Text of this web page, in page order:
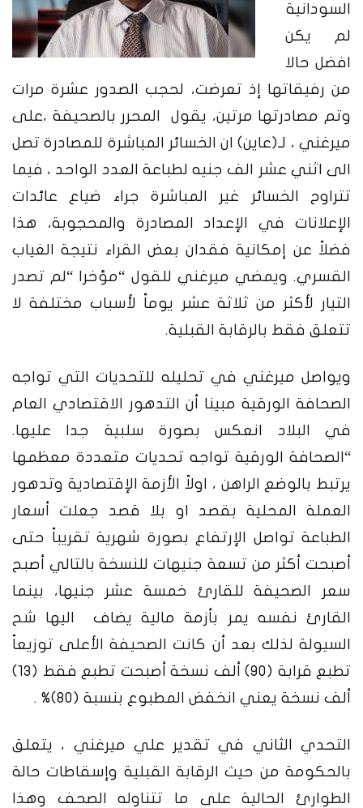
السودانية
لم يكن
افضل حالا
من رفيقاتها إذ تعرضت، لحجب الصدور عشرة مرات
وتم مصادرتها مرتين، يقول المحرر بالصحيفة ،على
ميرغني ، لـ(عاين) ان الخسائر المباشرة للمصادرة تصل
الى اثني عشر الف جنيه لطباعة العدد الواحد ، فيما
تتراوح الخسائر غير المباشرة جراء ضياع عائدات
الإعلانات في الإعداد المصادرة والمحجوبة، هذا
فضلاً عن إمكانية فقدان بعض القراء نتيجة الغياب
القسري. ويمضي ميرغني للقول “مؤخرا “لم تصدر
التيار لأكثر من ثلاثة عشر يوماً لأسباب مختلفة لا
تتعلق فقط بالرقابة القبلية.
ويواصل ميرغني في تحليله للتحديات التي تواجه
الصحافة الورقية مبينا أن التدهور الاقتصادي العام
في البلاد انعكس بصورة سلبية جدا عليها.
“الصحافة الورقية تواجه تحديات متعددة معظمها
يرتبط بالوضع الراهن ، اولاً الأزمة الإقتصادية وتدهور
العملة المحلية بقصد او بلا قصد جعلت أسعار
الطباعة تواصل الإرتفاع بصورة شهرية تقريباً حتى
أصبحت أكثر من تسعة جنيهات للنسخة بالتالي أصبح
سعر الصحيفة للقارئ خمسة عشر جنيها، بينما
القارئ نفسه يمر بأزمة مالية يضاف اليها شح
السيولة لذلك بعد أن كانت الصحيفة الأعلى توزيعاً
تطبع قرابة (90) ألف نسخة أصبحت تطبع فقط (13)
ألف نسخة يعني انخفض المطبوع بنسبة (80)% .
التحدي الثاني في تقدير علي ميرغني ، يتعلق
بالحكومة من حيث الرقابة القبلية وإسقاطات حالة
الطوارئ الحالية على ما تتناوله الصحف وهذا